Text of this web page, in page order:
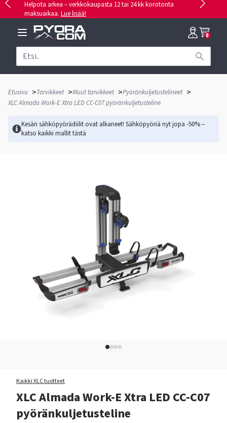
Helpota arkea – verkkokaupasta 12 tai 24 kk korotonta
maksuaikaa. Lue lisää!
0
Etusivu >Tarvikkeet >Muut tarvikkeet >Pyöränkuljetustelineet >
XLC Almada Work-E Xtra LED CC-C07 pyöränkuljetusteline
Kesän sähköpyörädiilit ovat alkaneet! Sähköpyöriä nyt jopa -50% –
katso kaikki mallittästä
Kaikki XLC tuotteet
XLC Almada Work-E Xtra LED CC-C07
pyöränkuljetusteline